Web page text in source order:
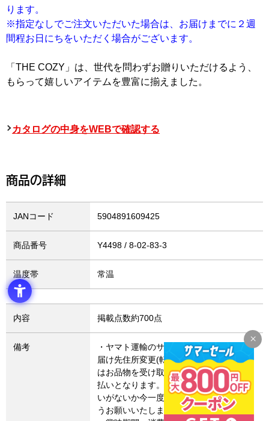
ります。
※指定なしでご注文いただいた場合は、お届けまでに２週
間程お日にちをいただく場合がございます。
「THE COZY」は、世代を問わずお贈りいただけるよう、
もらって嬉しいアイテムを豊富に揃えました。
カタログの中身をWEBで確認する
商品の詳細
JANコード 5904891609425
商品番号 Y4498
温度帯 常温
内容 掲載点数約700点
備考
・ヤマト運輸のサービス変更により、お
届け先住所変更(転送)した場合、転送費用
はお品物を受け取るお客さまによるお支
払いとなります。お届け先住所にお間違
いがないか今一度ご確認いただきますよ
うお願いいたします。